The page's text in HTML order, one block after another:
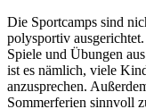
Die Sportcamps sind
polysportiv
Spiele und Übungen
ist es nämlich, viele
anzusprechen.
Sommerferien sinnvoll